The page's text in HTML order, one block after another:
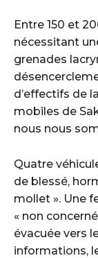
Entre 150 et
nécessitant
grenades
d’effectifs de
mobiles de
nous nous
Quatre
de blessé,
mollet ». Une
« non
évacuée vers
informations,